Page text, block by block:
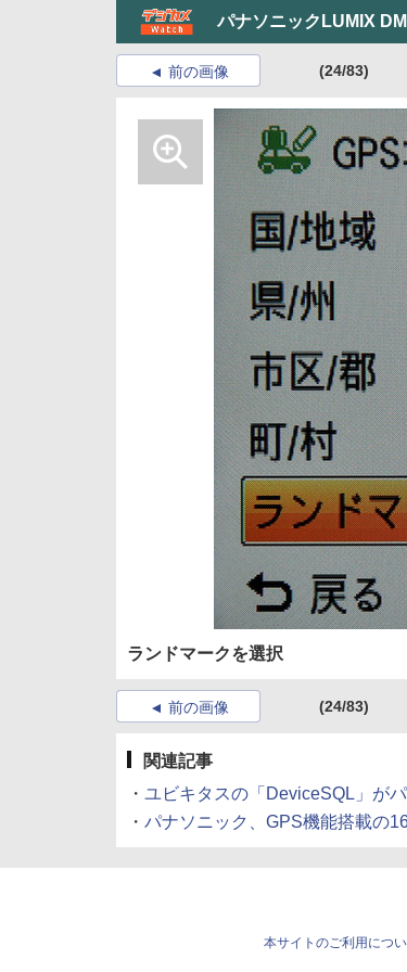
パナソニックLUMIX
前の画像 (24/83)
ランドマークを選択
前の画像 (24/83)
関連記事
・ ユビキタスの「DeviceSQL」が
・ パナソニック、GPS機能搭載の
本サイトのご利用につ